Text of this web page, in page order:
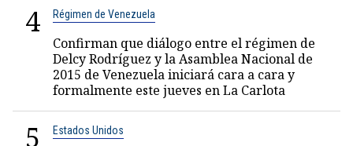
4 Régimen de Venezuela
Confirman que diálogo entre el régimen de
Delcy Rodríguez y la Asamblea Nacional de
2015 de Venezuela iniciará cara a cara y
formalmente este jueves en La Carlota
5 Estados Unidos